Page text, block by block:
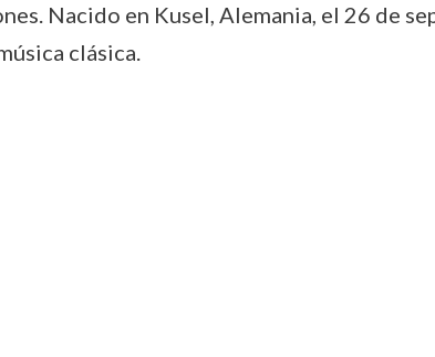
Nacido en Kusel, Alemania, el 26 de
clásica.